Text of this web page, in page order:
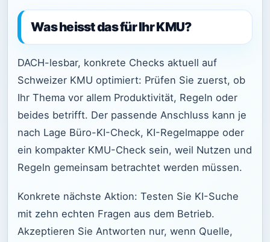
Was heisst das für Ihr KMU?
DACH-lesbar, konkrete Checks aktuell auf
Schweizer KMU optimiert: Prüfen Sie zuerst, ob
Ihr Thema vor allem Produktivität, Regeln oder
beides betrifft. Der passende Anschluss kann je
nach Lage Büro-KI-Check, KI-Regelmappe oder
ein kompakter KMU-Check sein, weil Nutzen und
Regeln gemeinsam betrachtet werden müssen.
Konkrete nächste Aktion: Testen Sie KI-Suche
mit zehn echten Fragen aus dem Betrieb.
Akzeptieren Sie Antworten nur, wenn Quelle,